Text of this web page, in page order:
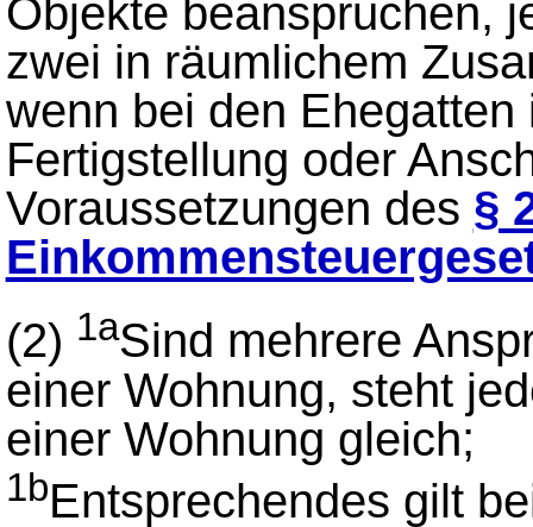
Objekte beanspruchen,
zwei in räumlichem
wenn bei den
Fertigstellung oder
Voraussetzungen des §
(2) 1aSind mehrere
einer Wohnung, steht
einer Wohnung gleich;
1bEntsprechendes gilt